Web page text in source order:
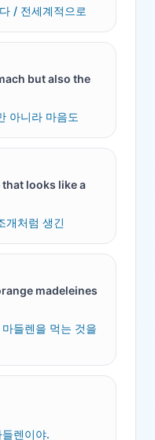
/ 전세계적으로
but also the
아니라 마음도
that looks like a
개처럼 생긴
madeleines
들렌을 먹는 것을
렌이야.